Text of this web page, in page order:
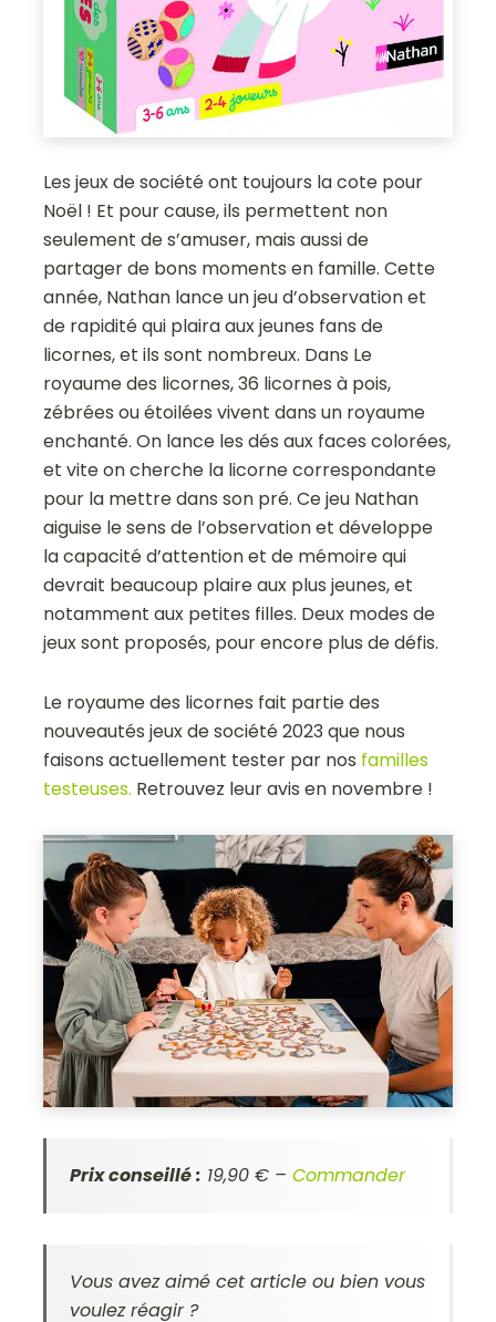
Les jeux de société ont toujours la cote pour
Noël ! Et pour cause, ils permettent non
seulement de s’amuser, mais aussi de
partager de bons moments en famille. Cette
année, Nathan lance un jeu d’observation et
de rapidité qui plaira aux jeunes fans de
licornes, et ils sont nombreux. Dans Le
royaume des licornes, 36 licornes à pois,
zébrées ou étoilées vivent dans un royaume
enchanté. On lance les dés aux faces colorées,
et vite on cherche la licorne correspondante
pour la mettre dans son pré. Ce jeu Nathan
aiguise le sens de l’observation et développe
la capacité d’attention et de mémoire qui
devrait beaucoup plaire aux plus jeunes, et
notamment aux petites filles. Deux modes de
jeux sont proposés, pour encore plus de défis.
Le royaume des licornes fait partie des
nouveautés jeux de société 2023 que nous
faisons actuellement tester par nos familles
testeuses. Retrouvez leur avis en novembre !
Prix conseillé : 19,90 € –Commander
Vous avez aimé cet article ou bien vous
voulez réagir ?